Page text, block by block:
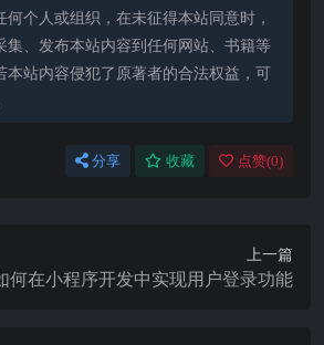
个人或组织，在未征得本站同意时，
集、发布本站内容到任何网站、书籍等
本站内容侵犯了原著者的合法权益，可
分享 收藏 点赞(0)
上一篇
何在小程序开发中实现用户登录功能